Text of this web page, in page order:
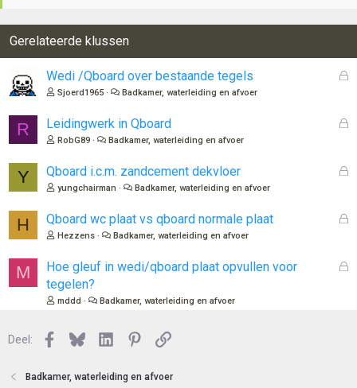
Gerelateerde klussen
G
n
Wedi /Qboard over bestaande tegels
Sjoerd1965 Badkamer, waterleiding en afvoer
R
G
n
Leidingwerk in Qboard
RobG89 Badkamer, waterleiding en afvoer
Y
G
n
Qboard i.c.m. zandcement dekvloer
yungchairman Badkamer, waterleiding en afvoer
H
G
Qboard wc plaat vs qboard normale plaat
Hezzens Badkamer, waterleiding en afvoer
M
G
Hoe gleuf in wedi/qboard plaat opvullen voor
tegelen?
mddd Badkamer, waterleiding en afvoer
Deel: Facebook
BlueskyLinkedInPinterest
Link
Badkamer, waterleiding en afvoer